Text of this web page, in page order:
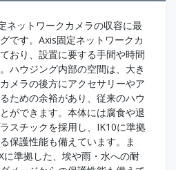
ネットワークカメラの収容に最
です。Axis固定ネットワークカ
おり、設置に要する手間や時間
ハウジング内部の空間は、大き
メラの後方にアクセサリーやア
ための余裕があり、従来のハウ
ができます。本体には腐食や退
スチックを採用し、IK10に準拠
保護性能も備えています。ま
準拠した、埃や雨・水への耐